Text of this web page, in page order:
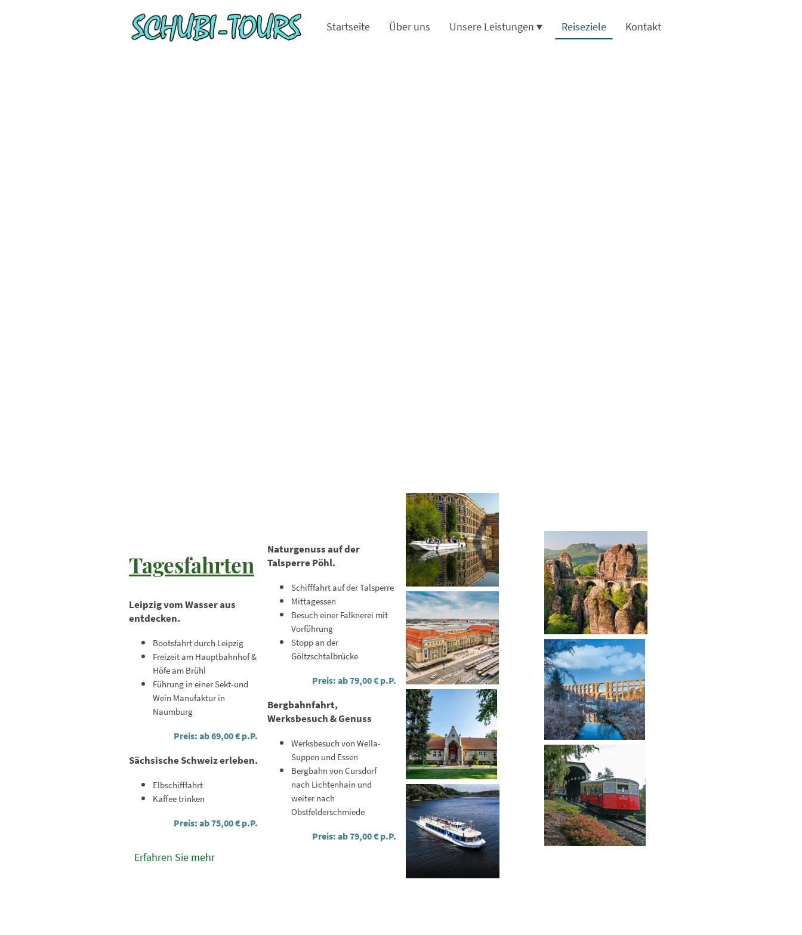
Startseite Über uns Unsere Leistungen Reiseziele Kontakt
Tagesfahrten
Leipzig vom Wasser aus
entdecken.
Bootsfahrt durch Leipzig
Freizeit am Hauptbahnhof &
Höfe am Brühl
Führung in einer Sekt-und
Wein Manufaktur in
Naumburg
Preis: ab 69,00 € p.P.
Sächsische Schweiz erleben.
Elbschifffahrt
Kaffee trinken
Preis: ab 75,00 € p.P.
Erfahren Sie mehr
Naturgenuss auf der
Talsperre Pöhl.
Schifffahrt auf der Talsperre
Mittagessen
Besuch einer Falknerei mit
Vorführung
Stopp an der
Göltzschtalbrücke
Preis: ab 79,00 € p.P.
Bergbahnfahrt,
Werksbesuch & Genuss
Werksbesuch von Wella-
Suppen und Essen
Bergbahn von Cursdorf
nach Lichtenhain und
weiter nach
Obstfelderschmiede
Preis: ab 79,00 € p.P.